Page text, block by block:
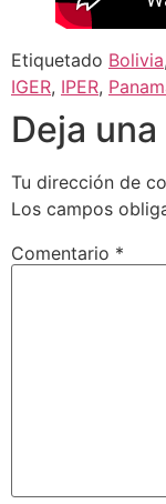
Etiquetado Bolivia,
IGER, IPER,
Deja
Tu dirección de
Los campos
Comentario *